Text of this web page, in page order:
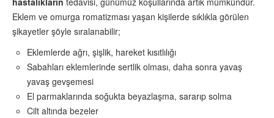
Eklem ve omurga romatizması yaşan kişilerde sıklıkla görülen
şikayetler şöyle sıralanabilir;
Eklemlerde ağrı, şişlik, hareket kısıtlılığı
Sabahları eklemlerinde sertlik olması, daha sonra yavaş
yavaş gevşemesi
El parmaklarında soğukta beyazlaşma, sararıp solma
Cilt altında bezeler